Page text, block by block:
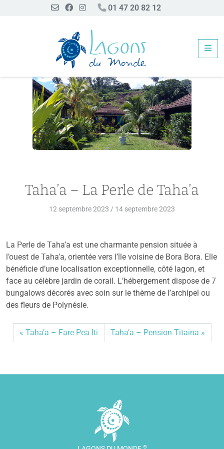
01 47 20 82 12
Taha’a – La Perle de Taha’a
Taha’a – La Perle de Taha’a
12 septembre 2023 / 14 septembre 2023
La Perle de Taha’a est une charmante pension située à
l’ouest de Taha’a, orientée vers l’île voisine de Bora Bora. Elle
bénéficie d’une localisation exceptionnelle, côté lagon, et
face au célèbre jardin de corail. L’hébergement dispose de 7
bungalows décorés avec soin sur le thème de l’archipel ou
des fleurs de Polynésie.
Taha’a – Fare Pea Iti Taha’a – Pension Titaina
®